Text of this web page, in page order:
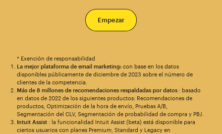
Empezar
* Exención de responsabilidad
La mejor plataforma de email marketing:con base en los datos
disponibles públicamente de diciembre de 2023 sobre el número de
clientes de la competencia.
Más de 8 millones de recomendaciones respaldadas por datos: basado
en datos de 2022 de los siguientes productos: Recomendaciones de
productos, Optimización de la hora de envío, Pruebas A/B,
Segmentación del CLV, Segmentación de probabilidad de compra y PBJ.
Intuit Assist: la funcionalidad Intuit Assist (beta) está disponible para
ciertos usuarios con planes Premium, Standard y Legacy en